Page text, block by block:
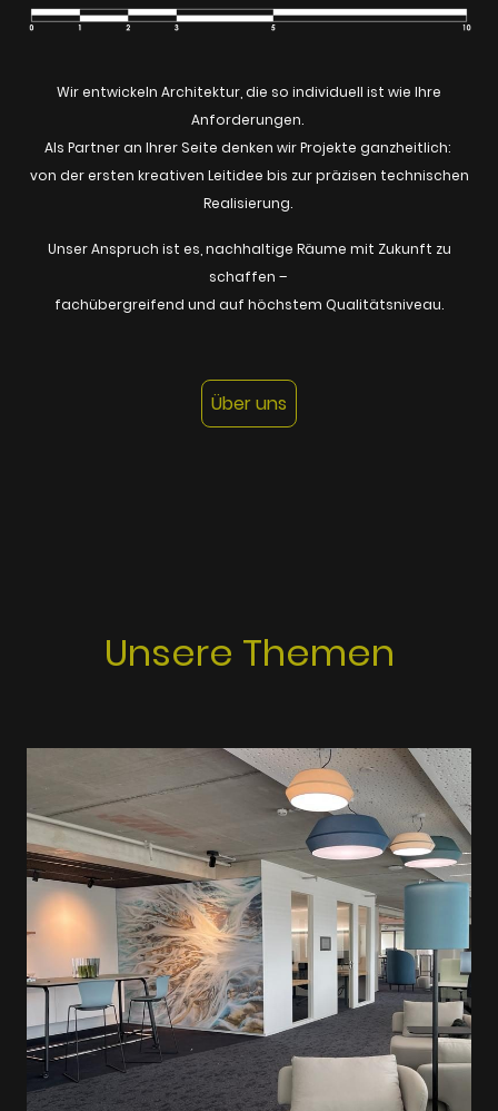
Wir entwickeln Architektur, die so individuell ist wie Ihre
Anforderungen.
Als Partner an Ihrer Seite denken wir Projekte ganzheitlich:
von der ersten kreativen Leitidee bis zur präzisen technischen
Realisierung.
Unser Anspruch ist es, nachhaltige Räume mit Zukunft zu
schaffen –
fachübergreifend und auf höchstem Qualitätsniveau.
Über uns
Unsere Themen